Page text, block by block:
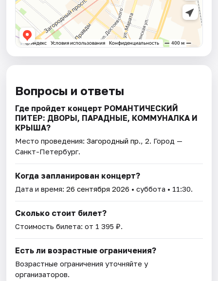
Вопросы и ответы
Где пройдет концерт РОМАНТИЧЕСКИЙ
ПИТЕР: ДВОРЫ, ПАРАДНЫЕ, КОММУНАЛКА И
КРЫША?
Место проведения:Загородный пр., 2. Город —
Санкт-Петербург.
Когда запланирован концерт?
Дата и время:26 сентября 2026 • суббота • 11:30.
Сколько стоит билет?
Стоимость билета: от 1 395 ₽.
Есть ли возрастные ограничения?
Возрастные ограничения уточняйте у
организаторов.